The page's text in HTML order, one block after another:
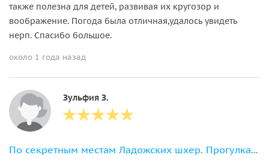
также полезна для детей, развивая их кругозор и
воображение. Погода была отличная,удалось увидеть
нерп. Спасибо большое.
около 1 года назад
Зульфия З.
По секретным местам Ладожских шхер. Прогулка на катере